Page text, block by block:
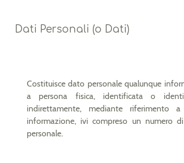
Dati Personali (o Dati)
Costituisce dato personale qualunque
a persona fisica, identificata o
indirettamente, mediante riferimento
informazione, ivi compreso un numero
personale.